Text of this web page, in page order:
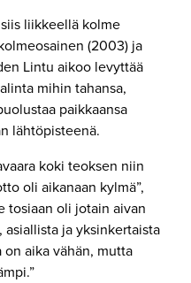
liikkeellä kolme
(2003) ja
Lintu aikoo levyttää
mihin tahansa,
paikkaansa
lähtöpisteenä.
koki teoksen niin
oli aikanaan kylmä”,
tosiaan oli jotain aivan
asiallista ja yksinkertaista
aika vähän, mutta